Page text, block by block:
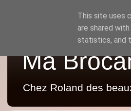
Ma
Chez Roland des
This site uses
are shared
statistics, and